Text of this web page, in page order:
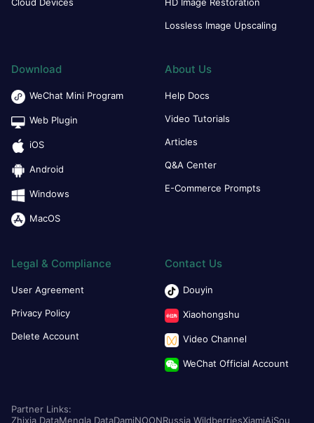
Lossless Image Upscaling
Download
WeChat Mini Program
Web Plugin
iOS
Android
Windows
MacOS
About Us
Help Docs
Video Tutorials
Articles
Q&A Center
E-Commerce Prompts
Legal & Compliance
User Agreement
Privacy Policy
Delete Account
Contact Us
Douyin
Xiaohongshu
Video Channel
WeChat Official Account
Partner Links:
Zhixia DataMengla DataDamiNOONRussia WildberriesXiamiAiSou